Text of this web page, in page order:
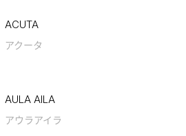
ACUTA
アクータ
AULA AILA
アウラアイラ